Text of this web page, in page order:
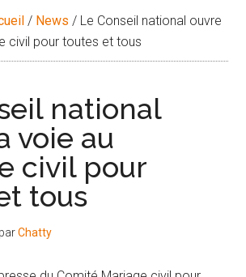
/ News / Le Conseil national ouvre
civil pour toutes et tous
national
voie au
civil pour
tous
parChatty